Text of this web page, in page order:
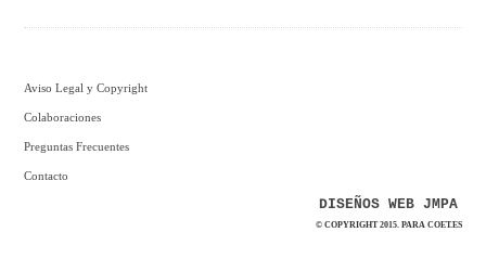
Aviso Legal y Copyright
Colaboraciones
Preguntas Frecuentes
Contacto
DISEÑOS WEB JMPA
© COPYRIGHT 2015. PARA COET.ES